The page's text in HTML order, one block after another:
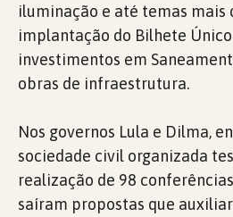
iluminação e até temas mais
implantação do Bilhete
investimentos em
obras de infraestrutura.
Nos governos Lula e Dilma,
sociedade civil organizada
realização de 98
saíram propostas que